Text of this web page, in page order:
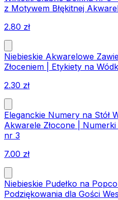
z Motywem Błękitnej
2.80 zł
Niebieskie Akwarelowe
Złoceniem | Etykiety na
2.30 zł
Eleganckie Numery na Stół
Akwarele Złocone |
nr 3
7.00 zł
Niebieskie Pudełko na
Podziękowania dla Gości